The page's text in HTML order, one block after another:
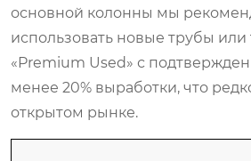
основной колонны мы
использовать новые трубы или
«Premium Used» с
менее 20% выработки, что
открытом рынке.